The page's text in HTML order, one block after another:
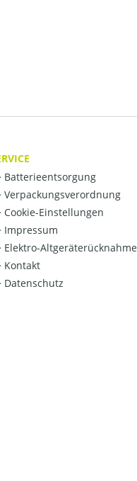
Batterieentsorgung
Verpackungsverordnung
Cookie-Einstellungen
Impressum
Elektro-Altgeräterücknahme
Kontakt
Datenschutz